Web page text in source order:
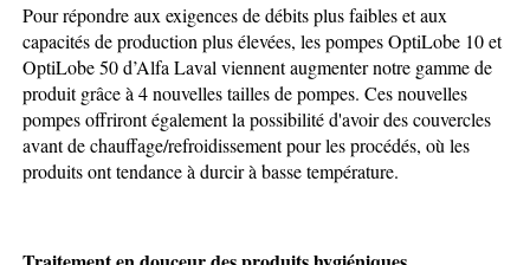
Pour répondre aux exigences de débits plus faibles et aux
capacités de production plus élevées, les pompes OptiLobe 10 et
OptiLobe 50 d’Alfa Laval viennent augmenter notre gamme de
produit grâce à 4 nouvelles tailles de pompes. Ces nouvelles
pompes offriront également la possibilité d'avoir des couvercles
avant de chauffage/refroidissement pour les procédés, où les
produits ont tendance à durcir à basse température.